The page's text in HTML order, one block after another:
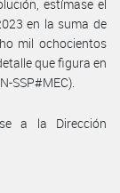
estímase el
en la suma de
mil ochocientos
que figura en
SSP#MEC).
a la Dirección